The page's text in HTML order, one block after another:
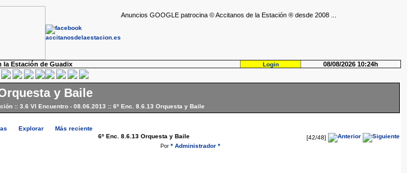
Anuncios GOOGLE patrocina © Accitanos de la Estación ® desde 2008 ...
la Estación de Guadix Login 08/08/2026 10:24h
y Baile
:: 3.6 VI Encuentro - 08.06.2013 :: 6º Enc. 8.6.13 Orquesta y Baile
Explorar Más reciente
[42/48]
6º Enc. 8.6.13 Orquesta y Baile
Por * Administrador *